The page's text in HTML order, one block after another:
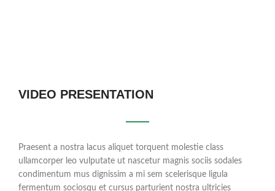
VIDEO PRESENTATION
Praesent a nostra lacus aliquet torquent molestie class
ullamcorper leo vulputate ut nascetur magnis sociis sodales
condimentum mus dignissim a mi sem scelerisque ligula
fermentum sociosqu et cursus parturient nostra ultricies